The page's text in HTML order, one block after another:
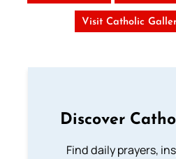
Visit Catholic
Discover
Find daily prayers,